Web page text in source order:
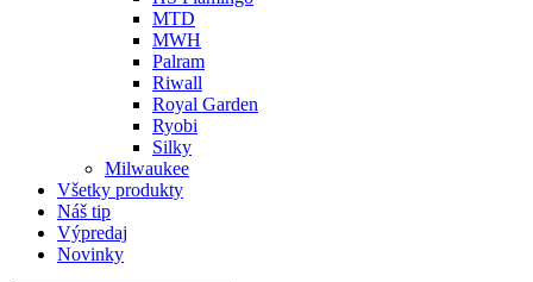
MTD
MWH
Palram
Riwall
Royal Garden
Ryobi
Silky
Milwaukee
Všetky produkty
Náš tip
Výpredaj
Novinky